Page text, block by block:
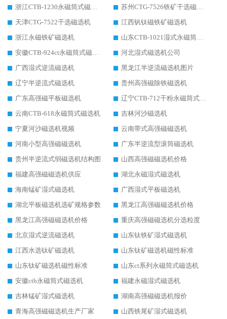
浙江CTB-1230永磁筒式磁选机生产厂家
苏州CTG-7526铁矿干选磁选机
天津CTG-7522干选磁选机
江西钒钛磁铁矿磁选机
浙江永磁铁矿磁选机
山东CTB-1021湿式永磁筒式磁选机
安徽CTB-924ct永磁筒式磁选机
河北湿式磁选机公司
广西湿式逆流磁选机
黑龙江半逆流磁选机图片
辽宁半逆流式磁选机
贵州高强磁除铁磁选机
广东高强磁平板磁选机
辽宁CTB-712干粉永磁筒式磁选机
云南CTB-618永磁筒式磁选机
吉林河沙磁选机
宁夏河沙磁选机视频
云南带式高强磁磁选机
河南小型高强磁磁选机
广东半逆流型滚筒磁选机
贵州半逆流式弱磁选机结构图
山西高强磁磁选机价格
福建高强磁磁选机供应
湖北永磁湿式磁选机
海南锰矿湿式磁选机
广西湿式平板磁选机
湖北平板磁选机选矿规格参数
黑龙江高强磁磁选机价格
黑龙江高强磁磁选机价格
重庆高强磁磁选机分选粒度
北京湿式逆流磁选机
山东钛铁矿湿式磁选机
江西水选钛矿磁选机
山东钛矿磁选机磁性标准
山东钛矿磁选机磁性标准
山东ct系列永磁筒式磁选机
安徽ctb永磁筒式磁选机
福建永磁湿式磁选机
吉林锰矿湿式磁选机
湖南高强磁磁选机报价
青海高强磁磁选机生产厂家
山西铁尾矿湿式磁选机